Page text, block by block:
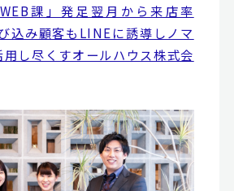
課」発足翌月から来店率
込み顧客もLINEに誘導しノマ
用し尽くすオールハウス株式会